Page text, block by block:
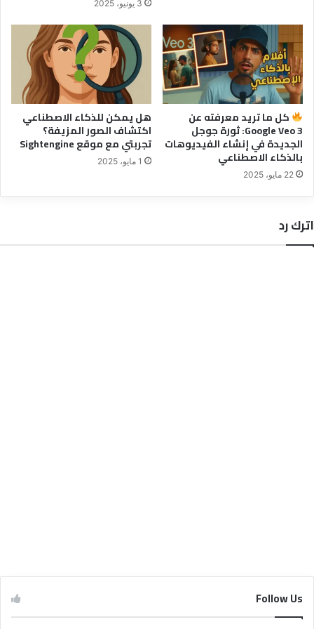
3 يونيو، 2025
كل ما تريد معرفته عن
Google Veo 3: ثورة جوجل
الجديدة في إنشاء الفيديوهات
بالذكاء الاصطناعي
22 مايو، 2025
هل يمكن للذكاء الاصطناعي
اكتشاف الصور المزيفة؟
تجربتي مع موقع Sightengine
1 مايو، 2025
اترك رد
Follow Us